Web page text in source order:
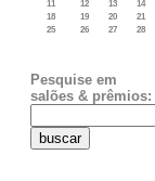
11
12 13 14
18
19 20 21
25
26 27 28
Pesquise em
salões & prêmios: